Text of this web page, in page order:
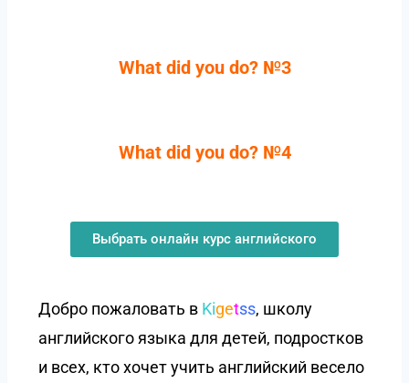
What did you do? №3
What did you do? №4
Выбрать онлайн курс английского
Добро пожаловать в Kigetss, школу
английского языка для детей, подростков
и всех, кто хочет учить английский весело